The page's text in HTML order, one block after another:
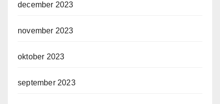
december 2023
november 2023
oktober 2023
september 2023